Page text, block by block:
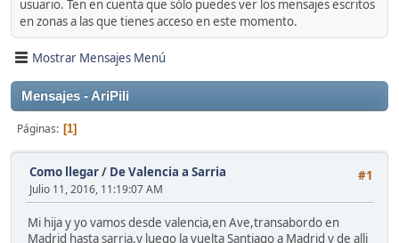
usuario. Ten en cuenta que sólo puedes ver los mensajes escritos
en zonas a las que tienes acceso en este momento.
Mostrar Mensajes Menú
Mensajes - AriPili
Páginas 1
#1
Como llegar/ De Valencia a Sarria
Julio 11, 2016, 11:19:07 AM
Mi hija y yo vamos desde valencia,en Ave,transabordo en
Madrid hasta sarria,y luego la vuelta Santiago a Madrid y de alli